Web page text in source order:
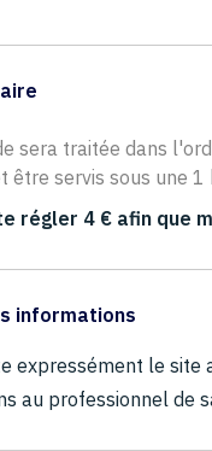
sera traitée dans
être servis sous une
régler 4 € afin que
informations
expressément le
au professionnel de